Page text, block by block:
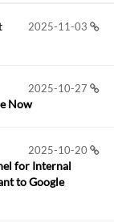
2026-06-15
2025-11-03
2025-10-27
Now
2025-10-20
for Internal
to Google